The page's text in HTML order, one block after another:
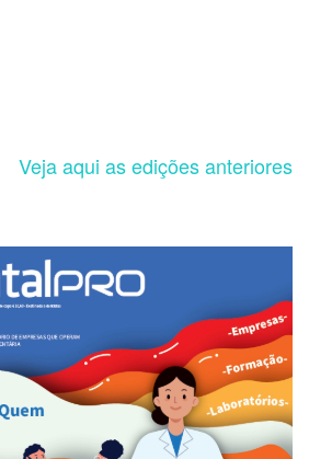
Veja aqui as edições anteriores